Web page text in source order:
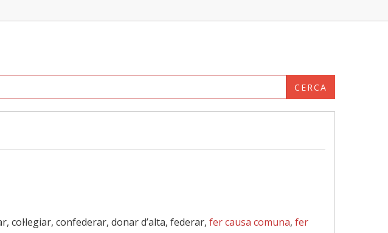
CERCA
col·legiar, confederar, donar d’alta, federar, fer causa comuna, fer